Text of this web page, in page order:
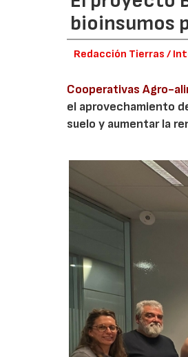
bioinsumos
Redacción Tierras /
Cooperativas Agro-
el aprovechamiento
suelo y aumentar la